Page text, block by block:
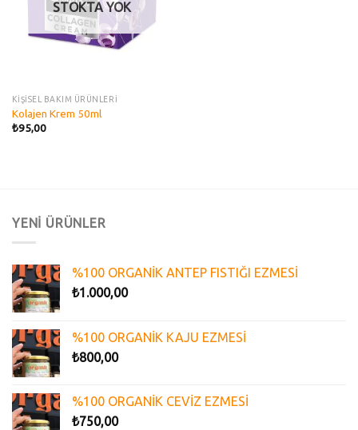
STOKTA YOK
KİŞİSEL BAKIM ÜRÜNLERİ
Kolajen Krem 50ml
₺95,00
YENİ ÜRÜNLER
%100 ORGANİK ANTEP FISTIĞI EZMESİ
₺1.000,00
%100 ORGANİK KAJU EZMESİ
₺800,00
%100 ORGANİK CEVİZ EZMESİ
₺750,00